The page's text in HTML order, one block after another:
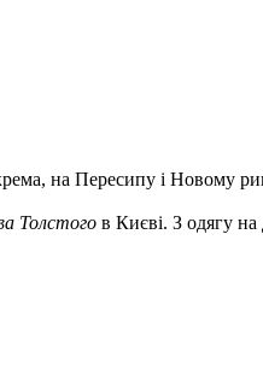
на Пересипу і Новому
Толстого в Києві. З одягу